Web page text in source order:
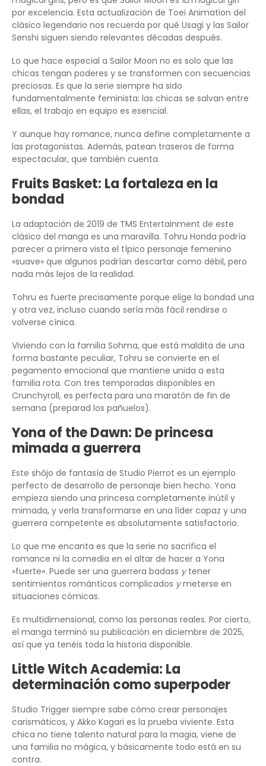
por excelencia. Esta actualización de Toei Animation del
clásico legendario nos recuerda por qué Usagi y las Sailor
Senshi siguen siendo relevantes décadas después.
Lo que hace especial a Sailor Moon no es solo que las
chicas tengan poderes y se transformen con secuencias
preciosas. Es que la serie siempre ha sido
fundamentalmente feminista: las chicas se salvan entre
ellas, el trabajo en equipo es esencial.
Y aunque hay romance, nunca define completamente a
las protagonistas. Además, patean traseros de forma
espectacular, que también cuenta.
Fruits Basket: La fortaleza en la
bondad
La adaptación de 2019 de TMS Entertainment de este
clásico del manga es una maravilla. Tohru Honda podría
parecer a primera vista el típico personaje femenino
«suave» que algunos podrían descartar como débil, pero
nada más lejos de la realidad.
Tohru es fuerte precisamente porque elige la bondad una
y otra vez, incluso cuando sería más fácil rendirse o
volverse cínica.
Viviendo con la familia Sohma, que está maldita de una
forma bastante peculiar, Tohru se convierte en el
pegamento emocional que mantiene unida a esta
familia rota. Con tres temporadas disponibles en
Crunchyroll, es perfecta para una maratón de fin de
semana (preparad los pañuelos).
Yona of the Dawn: De princesa
mimada a guerrera
Este shōjo de fantasía de Studio Pierrot es un ejemplo
perfecto de desarrollo de personaje bien hecho. Yona
empieza siendo una princesa completamente inútil y
mimada, y verla transformarse en una líder capaz y una
guerrera competente es absolutamente satisfactorio.
Lo que me encanta es que la serie no sacrifica el
romance ni la comedia en el altar de hacer a Yona
«fuerte». Puede ser una guerrera badass ytener
sentimientos románticos complicados ymeterse en
situaciones cómicas.
Es multidimensional, como las personas reales. Por cierto,
el manga terminó su publicación en diciembre de 2025,
así que ya tenéis toda la historia disponible.
Little Witch Academia: La
determinación como superpoder
Studio Trigger siempre sabe cómo crear personajes
carismáticos, y Akko Kagari es la prueba viviente. Esta
chica no tiene talento natural para la magia, viene de
una familia no mágica, y básicamente todo está en su
contra.